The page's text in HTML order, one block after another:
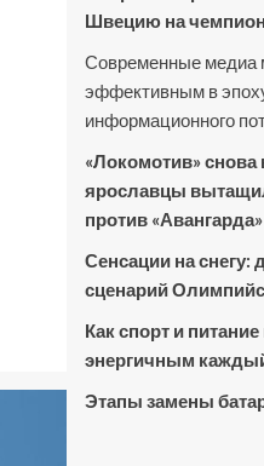
Швецию на
Современные медиа
эффективным в
информационного
«Локомотив» снова
ярославцы
против «Авангарда»
Сенсации на снегу:
сценарий
Как спорт и
энергичным
Этапы замены